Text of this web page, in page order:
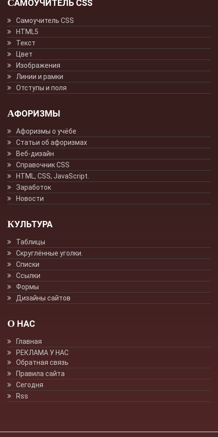
САМОУЧИТЕЛЬ CSS
Самоучитель CSS
HTML5
Текст
Цвет
Изображения
Линии и рамки
Отступы и поля
АФОРИЗМЫ
Афоризмы о учёбе
Статьи об афоризмах
Веб-дизайн
Справочник CSS
HTML, CSS, JavaScript.
Заработок
Новости
КУЛЬТУРА
Таблицы
Скруглённые уголки.
Списки
Ссылки
Формы
Дизайны сайтов
О НАС
Главная
РЕКЛАМА У НАС
Обратная связь
Правила сайта
Сегодня
Rss